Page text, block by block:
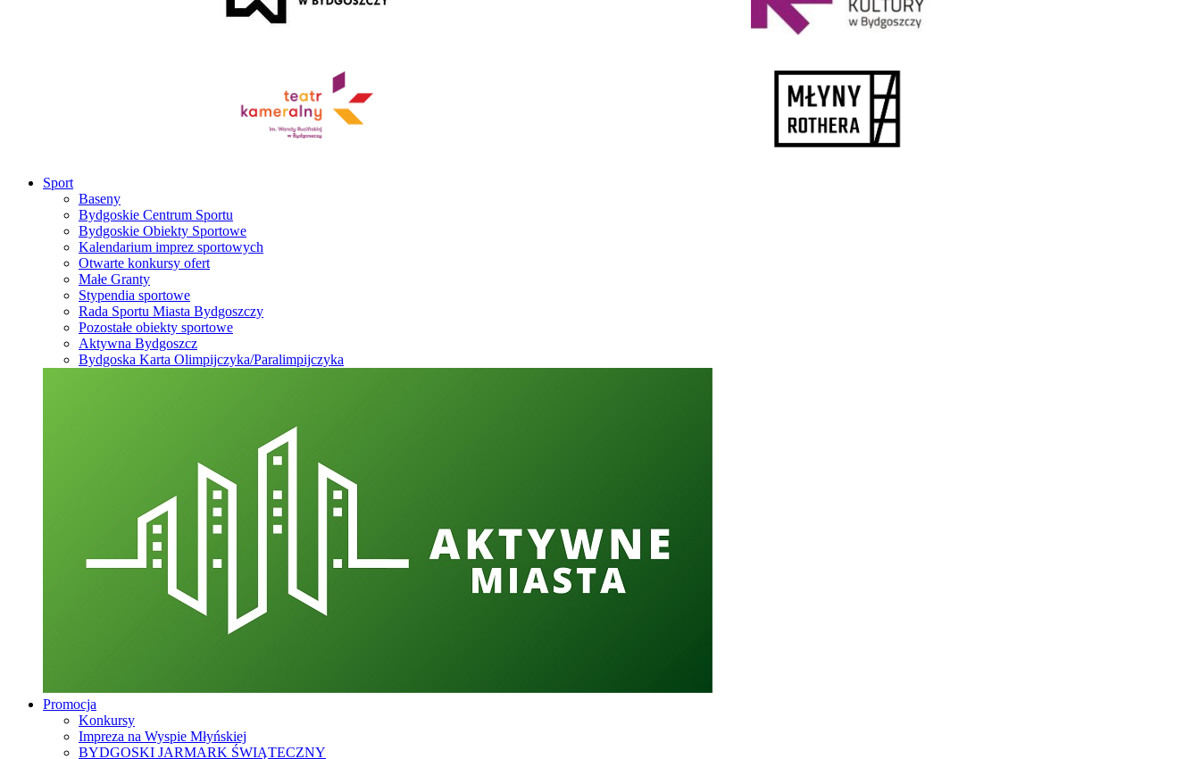
Sport
Baseny
Bydgoskie Centrum Sportu
Bydgoskie Obiekty Sportowe
Kalendarium imprez sportowych
Otwarte konkursy ofert
Małe Granty
Stypendia sportowe
Rada Sportu Miasta Bydgoszczy
Pozostałe obiekty sportowe
Aktywna Bydgoszcz
Bydgoska Karta Olimpijczyka/Paralimpijczyka
Promocja
Konkursy
Impreza na Wyspie Młyńskiej
BYDGOSKI JARMARK ŚWIĄTECZNY